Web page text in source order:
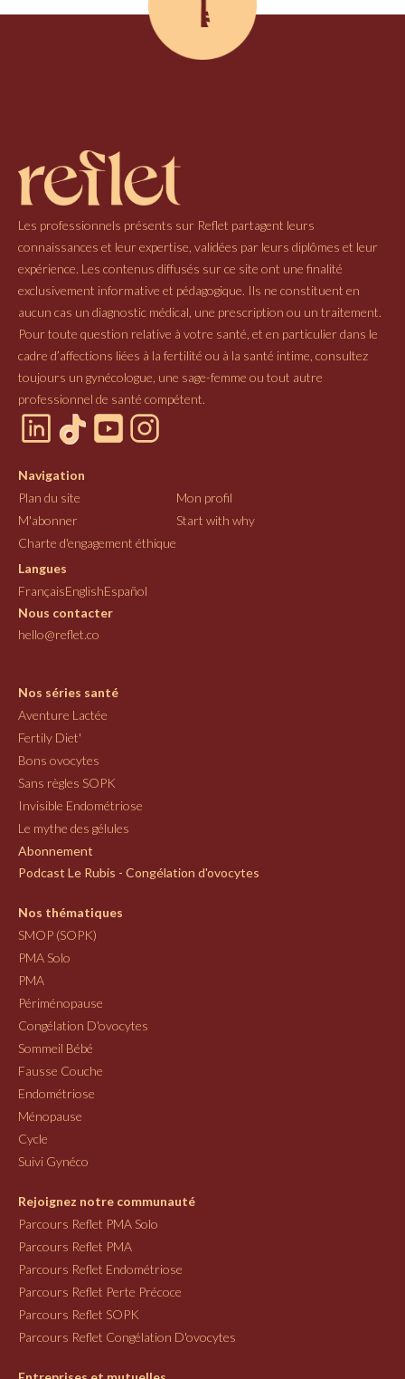
Les professionnels présents sur Reflet partagent leurs
connaissances et leur expertise, validées par leurs diplômes et leur
expérience. Les contenus diffusés sur ce site ont une finalité
exclusivement informative et pédagogique. Ils ne constituent en
aucun cas un diagnostic médical, une prescription ou un traitement.
Pour toute question relative à votre santé, et en particulier dans le
cadre d’affections liées à la fertilité ou à la santé intime, consultez
toujours un gynécologue, une sage-femme ou tout autre
professionnel de santé compétent.
Navigation
Plan du site
Mon profil
M'abonner
Start with why
Charte d'engagement éthique
Langues
FrançaisEnglishEspañol
Nous contacter
hello@reflet.co
Nos séries santé
Aventure Lactée
Fertily Diet'
Bons ovocytes
Sans règles SOPK
Invisible Endométriose
Le mythe des gélules
Abonnement
Podcast Le Rubis - Congélation d'ovocytes
Nos thématiques
SMOP (SOPK)
PMA Solo
PMA
Périménopause
Congélation D'ovocytes
Sommeil Bébé
Fausse Couche
Endométriose
Ménopause
Cycle
Suivi Gynéco
Rejoignez notre communauté
Parcours Reflet PMA Solo
Parcours Reflet PMA
Parcours Reflet Endométriose
Parcours Reflet Perte Précoce
Parcours Reflet SOPK
Parcours Reflet Congélation D'ovocytes